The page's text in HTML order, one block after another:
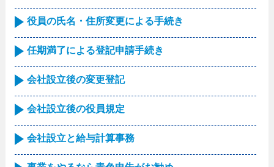
役員の氏名・住所変更による手続き
任期満了による登記申請手続き
会社設立後の変更登記
会社設立後の役員規定
会社設立と給与計算事務